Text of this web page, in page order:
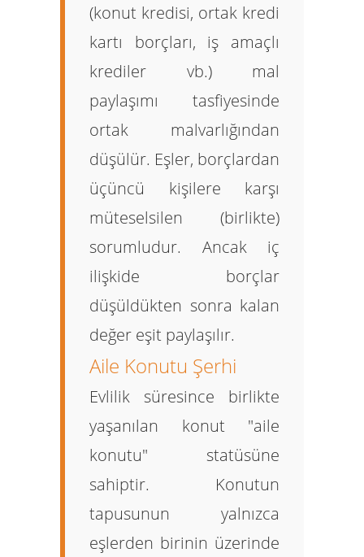
(konut kredisi, ortak kredi
kartı borçları, iş amaçlı
krediler vb.) mal
paylaşımı tasfiyesinde
ortak malvarlığından
düşülür. Eşler, borçlardan
üçüncü kişilere karşı
müteselsilen (birlikte)
sorumludur. Ancak iç
ilişkide borçlar
düşüldükten sonra kalan
değer eşit paylaşılır.
Aile Konutu Şerhi
Evlilik süresince birlikte
yaşanılan konut "aile
konutu" statüsüne
sahiptir. Konutun
tapusunun yalnızca
eşlerden birinin üzerinde